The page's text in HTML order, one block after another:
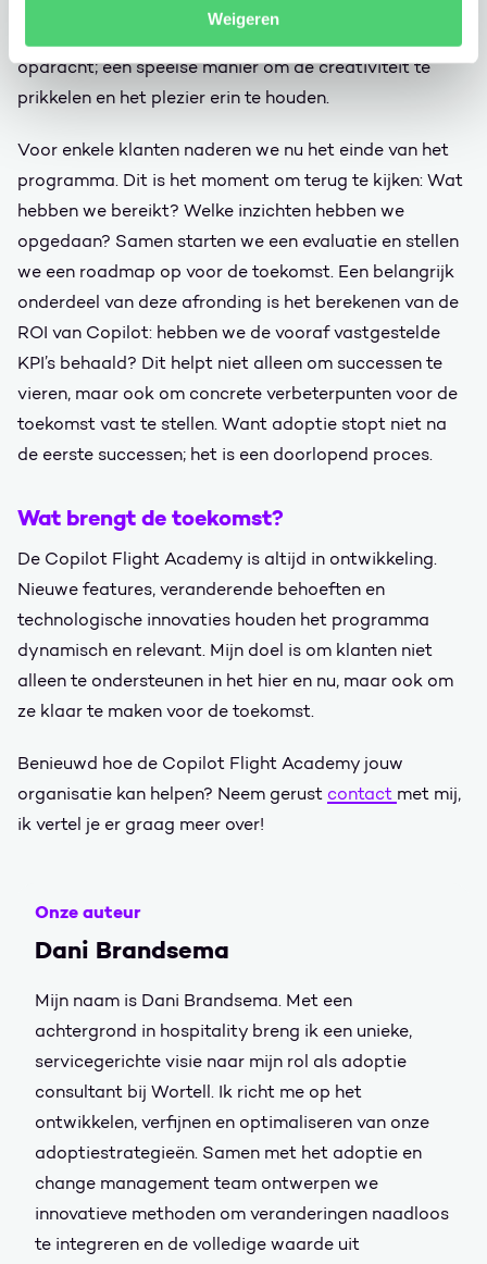
Weigeren
opdracht; een speelse manier om de creativiteit te
prikkelen en het plezier erin te houden.
Voor enkele klanten naderen we nu het einde van het
programma. Dit is het moment om terug te kijken: Wat
hebben we bereikt? Welke inzichten hebben we
opgedaan? Samen starten we een evaluatie en stellen
we een roadmap op voor de toekomst. Een belangrijk
onderdeel van deze afronding is het berekenen van de
ROI van Copilot: hebben we de vooraf vastgestelde
KPI’s behaald? Dit helpt niet alleen om successen te
vieren, maar ook om concrete verbeterpunten voor de
toekomst vast te stellen. Want adoptie stopt niet na
de eerste successen; het is een doorlopend proces.
Wat brengt de toekomst?
De Copilot Flight Academy is altijd in ontwikkeling.
Nieuwe features, veranderende behoeften en
technologische innovaties houden het programma
dynamisch en relevant. Mijn doel is om klanten niet
alleen te ondersteunen in het hier en nu, maar ook om
ze klaar te maken voor de toekomst.
Benieuwd hoe de Copilot Flight Academy jouw
organisatie kan helpen? Neem gerust contact met mij,
ik vertel je er graag meer over!
Onze auteur
Dani Brandsema
Mijn naam is Dani Brandsema. Met een
achtergrond in hospitality breng ik een unieke,
servicegerichte visie naar mijn rol als adoptie
consultant bij Wortell. Ik richt me op het
ontwikkelen, verfijnen en optimaliseren van onze
adoptiestrategieën. Samen met het adoptie en
change management team ontwerpen we
innovatieve methoden om veranderingen naadloos
te integreren en de volledige waarde uit